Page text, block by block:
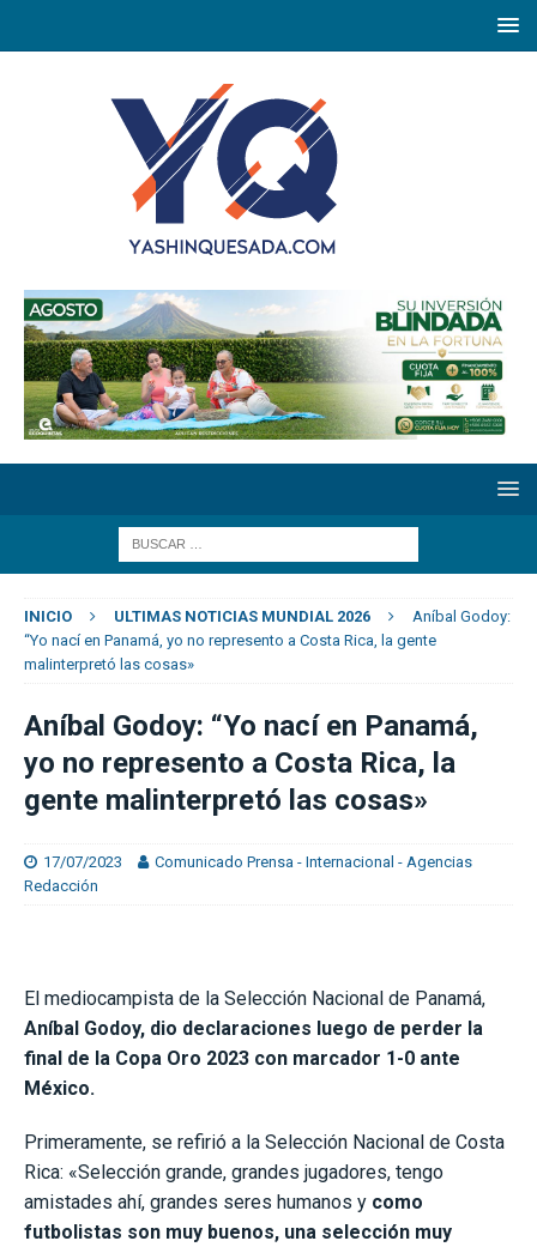
INICIO ULTIMAS NOTICIAS MUNDIAL 2026
Aníbal Godoy:
“Yo nací en Panamá, yo no represento a Costa Rica, la gente
malinterpretó las cosas»
Aníbal Godoy: “Yo nací en Panamá,
yo no represento a Costa Rica, la
gente malinterpretó las cosas»
17/07/2023
Comunicado Prensa - Internacional - Agencias
Redacción
El mediocampista de la Selección Nacional de Panamá,
Aníbal Godoy, dio declaraciones luego de perder la
final de la Copa Oro 2023 con marcador 1-0 ante
México.
Primeramente, se refirió a la Selección Nacional de Costa
Rica: «Selección grande, grandes jugadores, tengo
amistades ahí, grandes seres humanos y como
futbolistas son muy buenos, una selección muy